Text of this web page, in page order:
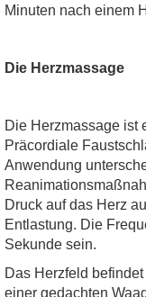
Minuten nach einem
Die Herzmassage
Die Herzmassage ist
Präcordiale
Anwendung
Druck auf das Herz
Entlastung. Die
Sekunde sein.
Das Herzfeld
einer gedachten